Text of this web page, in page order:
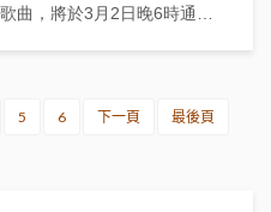
曲，將於3月2日晚6時通過
5 6 下一頁 最後頁